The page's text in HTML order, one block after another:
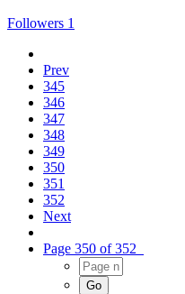
Followers 1
Prev
345
346
347
348
349
350
351
352
Next
Page 350 of 352